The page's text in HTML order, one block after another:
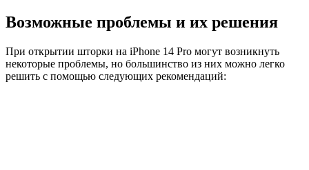
Возможные проблемы и их решения
При открытии шторки на iPhone 14 Pro могут возникнуть
некоторые проблемы, но большинство из них можно легко
решить с помощью следующих рекомендаций: